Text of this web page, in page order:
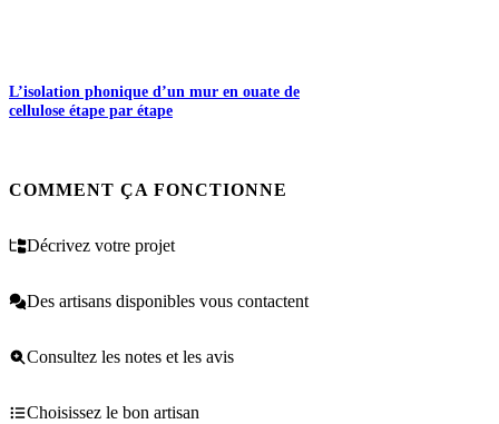
L’isolation phonique d’un mur en ouate de
cellulose étape par étape
COMMENT ÇA FONCTIONNE
Décrivez votre projet
Des artisans disponibles vous contactent
Consultez les notes et les avis
Choisissez le bon artisan